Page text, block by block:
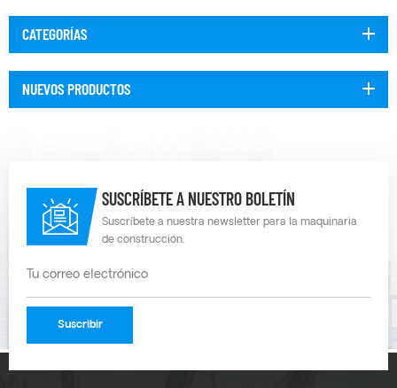
CATEGORÍAS
NUEVOS PRODUCTOS
SUSCRÍBETE A NUESTRO BOLETÍN
Suscríbete a nuestra newsletter para la maquinaria
de construcción.